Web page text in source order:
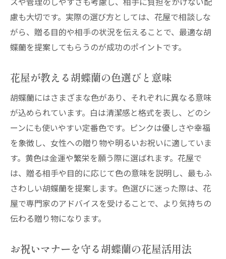
慮も大切です。実際の選び方としては、花屋で相談しな
がら、贈る目的や相手の状況を伝えることで、最適な胡
蝶蘭を提案してもらうのが成功のポイントです。
花屋が教える胡蝶蘭の色選びと意味
胡蝶蘭にはさまざまな色があり、それぞれに異なる意味
が込められています。白は清潔感と格式を表し、どのシ
ーンにも使いやすい定番色です。ピンクは優しさや幸福
を象徴し、女性への贈り物や明るいお祝いに適していま
す。黄色は金運や繁栄を願う際に選ばれます。花屋で
は、贈る相手や目的に応じて色の意味を説明し、最もふ
さわしい胡蝶蘭を提案します。色選びに迷った際は、花
屋で専門家のアドバイスを受けることで、より気持ちの
伝わる贈り物になります。
お祝いマナーを守る胡蝶蘭の花屋活用法